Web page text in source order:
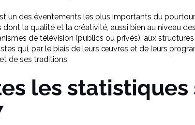
un des éventements les plus importants du
la qualité et la créativité, aussi bien au niveau
de télévision (publics ou privés), aux
qui, par le biais de leurs œuvres et de leurs
de ses traditions.
les